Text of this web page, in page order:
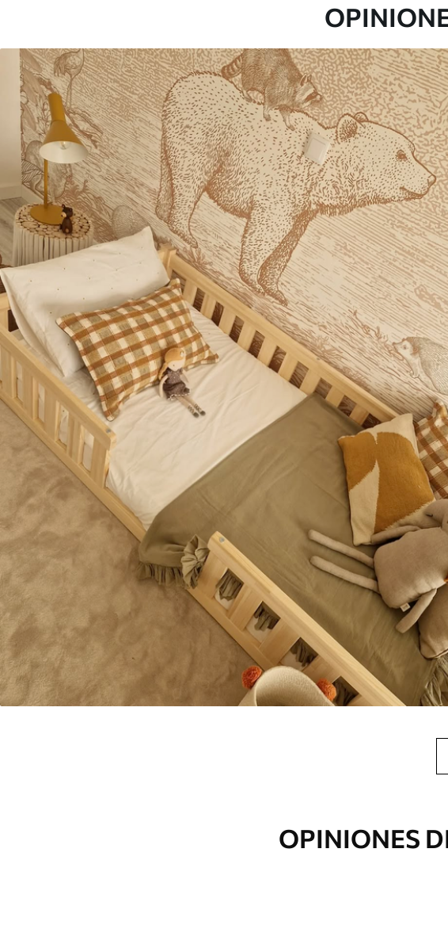
Estudio de diseño Uwalls
Número de artículo u95425
Superficie Semimate.
Producción Impreso bajo pedido y entregado en rollos
Adicionalmente Disponible con recubrimiento de barniz y/o
Limpieza
Se puede limpiar suavemente con una
con recubrimiento de barniz pueden
Método de aplicación
Hasta 360 cm de altura: aplicación sin juntas.
Más de 360 cm de altura: aplicación con
Materiales disponibles
Estándar
33166.6719900.00 /m²
Premium
.3323900 .00$/m²
OPINIONES